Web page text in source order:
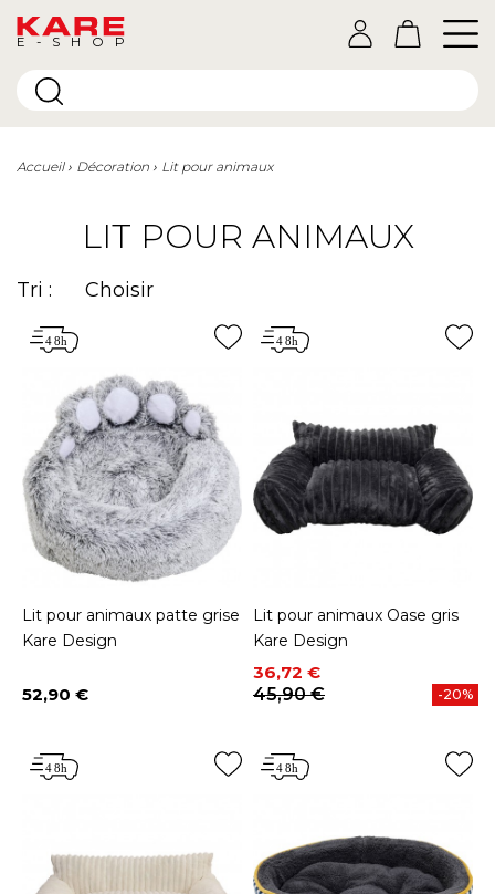
E-SHOP
Accueil Décoration Lit pour animaux
LIT POUR ANIMAUX
Tri : Choisir
Lit pour animaux patte grise
Kare Design
Prix
52,90 €
Lit pour animaux Oase gris
Kare Design
Prix
36,72 €
Prix de base
45,90 €
-20%